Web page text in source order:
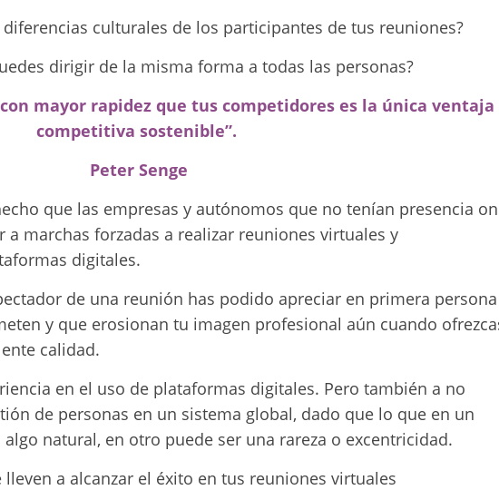
culturales de los participantes de tus reuniones?
dirigir de la misma forma a todas las personas?
mayor rapidez que tus competidores es la única ventaja
competitiva sostenible”.
Peter Senge
que las empresas y autónomos que no tenían presencia on
marchas forzadas a realizar reuniones virtuales y
digitales.
de una reunión has podido apreciar en primera persona
y que erosionan tu imagen profesional aún cuando
calidad.
en el uso de plataformas digitales. Pero también a no
de personas en un sistema global, dado que lo que en un
natural, en otro puede ser una rareza o excentricidad.
a alcanzar el éxito en tus reuniones virtuales